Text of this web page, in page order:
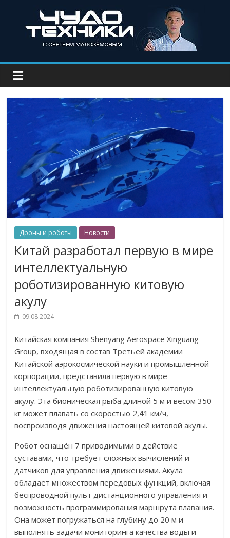
Дроны и роботы Новости
Китай разработал первую в мире
интеллектуальную
роботизированную китовую
акулу
09.08.2024
Китайская компания Shenyang Aerospace Xinguang
Group, входящая в состав Третьей академии
Китайской аэрокосмической науки и промышленной
корпорации, представила первую в мире
интеллектуальную роботизированную китовую
акулу. Эта бионическая рыба длиной 5 м и весом 350
кг может плавать со скоростью 2,41 км/ч,
воспроизводя движения настоящей китовой акулы.
Робот оснащён 7 приводимыми в действие
суставами, что требует сложных вычислений и
датчиков для управления движениями. Акула
обладает множеством передовых функций, включая
беспроводной пульт дистанционного управления и
возможность программирования маршрута плавания.
Она может погружаться на глубину до 20 м и
выполнять задачи мониторинга качества воды и